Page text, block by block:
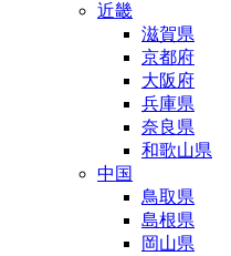
近畿
滋賀県
京都府
大阪府
兵庫県
奈良県
和歌山県
中国
鳥取県
島根県
岡山県